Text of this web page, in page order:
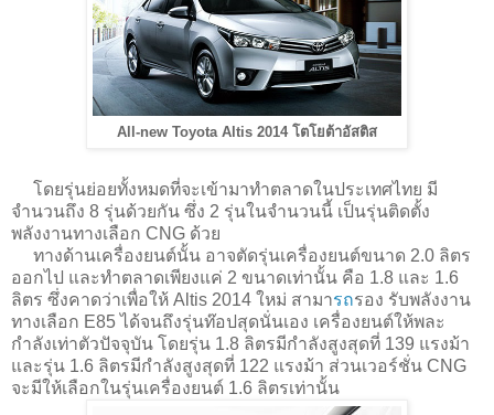
All-new Toyota Altis 2014 โตโยต้าอัสติส
โดยรุ่นย่อยทั้งหมดที่จะเข้ามาทำตลาดในประเทศไทย มี
จำนวนถึง 8 รุ่นด้วยกัน ซึ่ง 2 รุ่นในจำนวนนี้ เป็นรุ่นติดตั้ง
พลังงานทางเลือก CNG ด้วย
ทางด้านเครื่องยนต์นั้น อาจตัดรุ่นเครื่องยนต์ขนาด 2.0 ลิตร
ออกไป และทำตลาดเพียงแค่ 2 ขนาดเท่านั้น คือ 1.8 และ 1.6
ลิตร ซึ่งคาดว่าเพื่อให้ Altis 2014 ใหม่ สามารถรอง รับพลังงาน
ทางเลือก E85 ได้จนถึงรุ่นท๊อปสุดนั่นเอง เครื่องยนต์ให้พละ
กำลังเท่าตัวปัจจุบัน โดยรุ่น 1.8 ลิตรมีกำลังสูงสุดที่ 139 แรงม้า
และรุ่น 1.6 ลิตรมีกำลังสูงสุดที่ 122 แรงม้า ส่วนเวอร์ชั่น CNG
จะมีให้เลือกในรุ่นเครื่องยนต์ 1.6 ลิตรเท่านั้น